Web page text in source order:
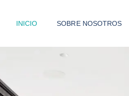
INICIO SOBRE NOSOTROS